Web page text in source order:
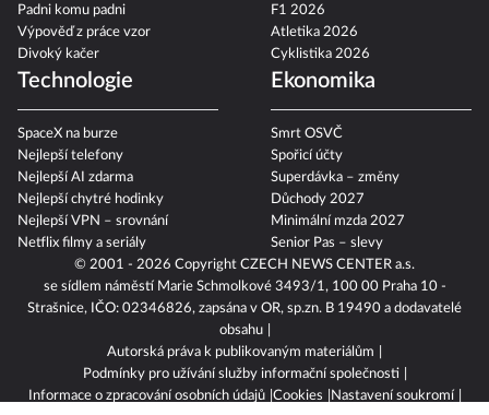
© 2001 - 2026 Copyright CZECH NEWS CENTER a.s.
se sídlem náměstí Marie Schmolkové 3493/1, 100 00 Praha 10 -
Strašnice, IČO: 02346826, zapsána v OR, sp.zn. B 19490 a dodavatelé
obsahu
Autorská práva k publikovaným materiálům
Podmínky pro užívání služby informační společnosti
Informace o zpracování osobních údajů Cookies
Nastavení soukromí
Padni komu padni
Výpověď z práce vzor
Divoký kačer
F1 2026
Atletika 2026
Cyklistika 2026
Technologie
SpaceX na burze
Nejlepší telefony
Nejlepší AI zdarma
Nejlepší chytré hodinky
Nejlepší VPN – srovnání
Netflix filmy a seriály
Ekonomika
Smrt OSVČ
Spořicí účty
Superdávka – změny
Důchody 2027
Minimální mzda 2027
Senior Pas – slevy